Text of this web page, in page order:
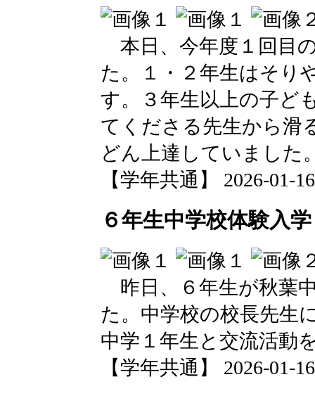
本日、今年度１回目
た。１・２年生はそり
す。３年生以上の子ど
てくださる先生から滑
どん上達していました
【学年共通】 2026-01-
６年生中学校体験入学
昨日、６年生が秋葉
た。中学校の校長先生
中学１年生と交流活動
【学年共通】 2026-01-